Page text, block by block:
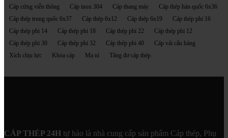
Cáp cứng viễn thông
Cáp inox 304 Cáp thang máy
Cáp thép hàn quốc 6x36
Cáp thép trung quốc 6x37
Cáp thép 6x12 Cáp thép 6x19
Cáp thép phi 16
Cáp thép phi 14
Cáp thép phi 18 Cáp thép phi 22
Cáp thép phi 12
Cáp thép phi 30
Cáp thép phi 32 Cáp thép phi 40
Cáp vải cẩu hàng
Xích chịu lực
Khóa cáp Ma ní Tăng đơ cáp thép
CÁP THÉP 24H tự hào là nhà cung cấp sản phẩm Cáp thép, Phụ